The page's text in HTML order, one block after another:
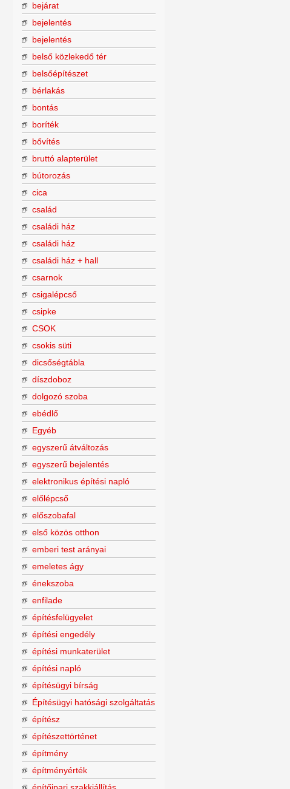
bejárat
bejelentés
bejelentés
belső közlekedő tér
belsőépítészet
bérlakás
bontás
boríték
bővítés
bruttó alapterület
bútorozás
cica
család
családi ház
családi ház
családi ház + hall
csarnok
csigalépcső
csipke
CSOK
csokis süti
dicsőségtábla
díszdoboz
dolgozó szoba
ebédlő
Egyéb
egyszerű átváltozás
egyszerű bejelentés
elektronikus építési napló
előlépcső
előszobafal
első közös otthon
emberi test arányai
emeletes ágy
énekszoba
enfilade
építésfelügyelet
építési engedély
építési munkaterület
építési napló
építésügyi bírság
Építésügyi hatósági szolgáltatás
építész
építészettörténet
építmény
építményérték